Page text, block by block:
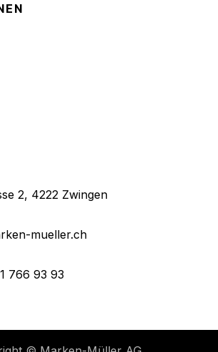
2, 4222 Zwingen
mueller.ch
766 93 93